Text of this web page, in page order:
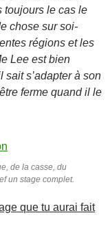
toujours le cas le
chose sur soi-
régions et les
Lee est bien
sait s’adapter à son
ferme quand il le
de la casse, du
un stage complet.
que tu aurai fait